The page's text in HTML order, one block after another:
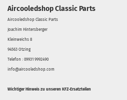
Aircooledshop Classic Parts
Aircooledshop Classic Parts
Joachim Hintersberger
Kleinweichs 8
94563 Otzing
Telefon : 09931 9992490
info@aircooledshop.com
Wichtiger Hinweis zu unseren KFZ-Ersatzteilen